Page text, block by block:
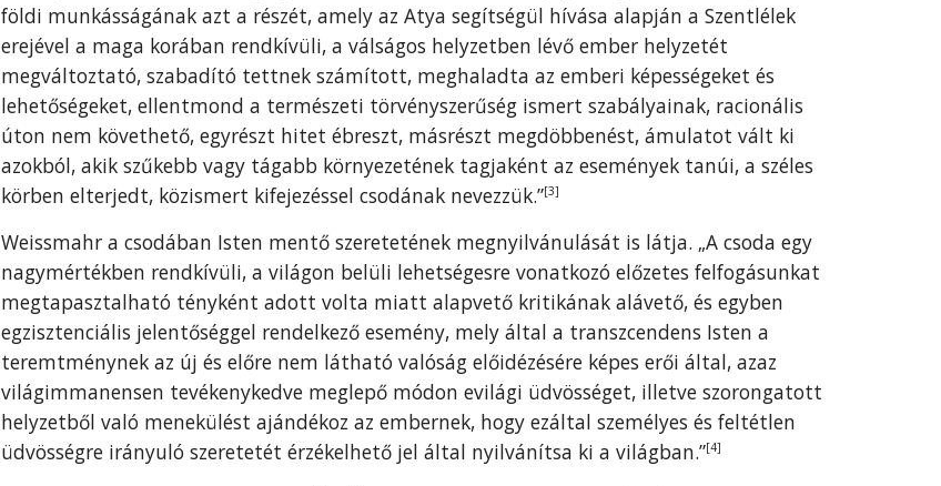
földi munkásságának azt a részét, amely az Atya segítségül hívása alapján a Szentlélek
erejével a maga korában rendkívüli, a válságos helyzetben lévő ember helyzetét
megváltoztató, szabadító tettnek számított, meghaladta az emberi képességeket és
lehetőségeket, ellentmond a természeti törvényszerűség ismert szabályainak, racionális
úton nem követhető, egyrészt hitet ébreszt, másrészt megdöbbenést, ámulatot vált ki
azokból, akik szűkebb vagy tágabb környezetének tagjaként az események tanúi, a széles
körben elterjedt, közismert kifejezéssel csodának nevezzük.”[3]
Weissmahr a csodában Isten mentő szeretetének megnyilvánulását is látja. „A csoda egy
nagymértékben rendkívüli, a világon belüli lehetségesre vonatkozó előzetes felfogásunkat
megtapasztalható tényként adott volta miatt alapvető kritikának alávető, és egyben
egzisztenciális jelentőséggel rendelkező esemény, mely által a transzcendens Isten a
teremtménynek az új és előre nem látható valóság előidézésére képes erői által, azaz
világimmanensen tevékenykedve meglepő módon evilági üdvösséget, illetve szorongatott
helyzetből való menekülést ajándékoz az embernek, hogy ezáltal személyes és feltétlen
üdvösségre irányuló szeretetét érzékelhető jel által nyilvánítsa ki a világban.”[4]